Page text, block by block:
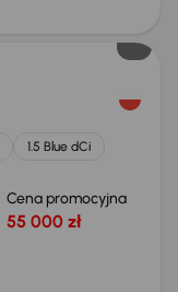
1.5 Blue dCi
Cena promocyjna
55 000 zł